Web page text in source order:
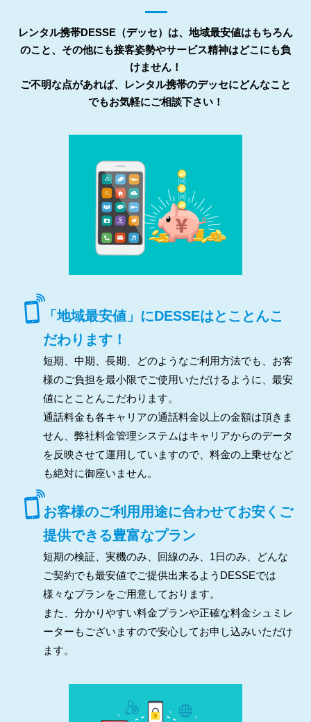
レンタル携帯DESSE（デッセ）は、地域最安値はもちろん
のこと、その他にも接客姿勢やサービス精神はどこにも負
けません！
ご不明な点があれば、レンタル携帯のデッセにどんなこと
でもお気軽にご相談下さい！
「地域最安値」にDESSEはとことんこ
だわります！
短期、中期、長期、どのようなご利用方法でも、お客
様のご負担を最小限でご使用いただけるように、最安
値にとことんこだわります。
通話料金も各キャリアの通話料金以上の金額は頂きま
せん、弊社料金管理システムはキャリアからのデータ
を反映させて運用していますので、料金の上乗せなど
も絶対に御座いません。
お客様のご利用用途に合わせてお安くご
提供できる豊富なプラン
短期の検証、実機のみ、回線のみ、1日のみ、どんな
ご契約でも最安値でご提供出来るようDESSEでは
様々なプランをご用意しております。
また、分かりやすい料金プランや正確な料金シュミレ
ーターもございますので安心してお申し込みいただけ
ます。